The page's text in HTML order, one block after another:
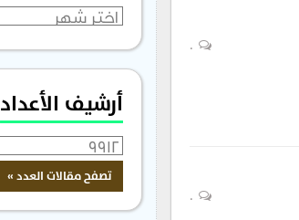
الأرشيف
أرشيف الأعداد